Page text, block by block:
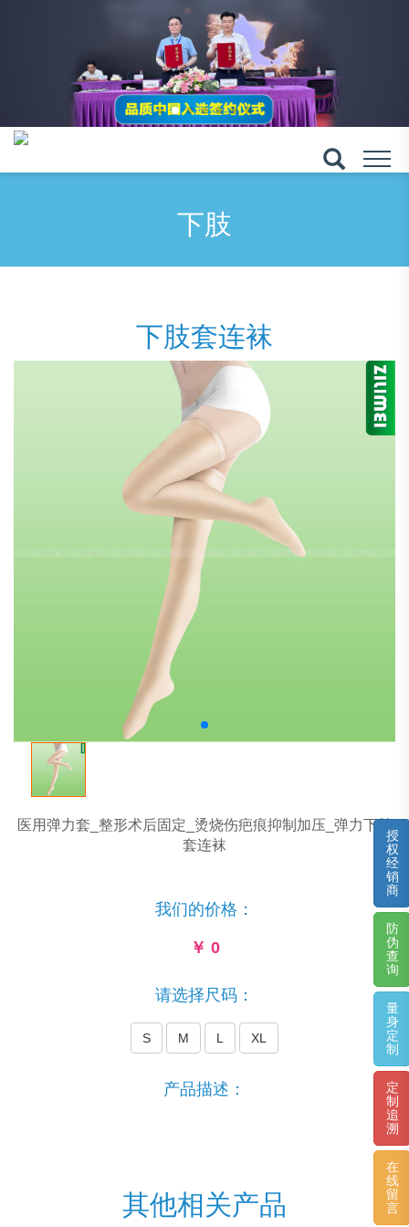
下肢
下肢套连袜
医用弹力套_整形术后固定_烫烧伤疤痕抑制加压_弹力下肢
套连袜
我们的价格：
￥ 0
请选择尺码：
S M L XL
产品描述：
其他相关产品
授
权
经
销
商
防
伪
查
询
量
身
定
制
定
制
追
溯
在
线
留
言